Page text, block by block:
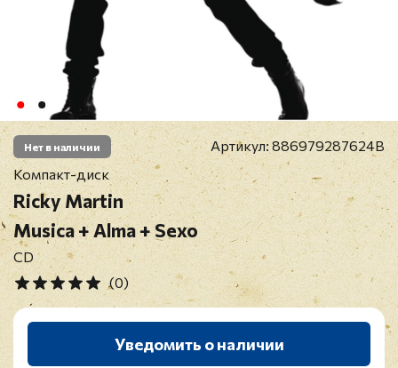
Нет в наличии Артикул: 886979287624B
Компакт-диск
Ricky Martin
Musica + Alma + Sexo
CD
(0)
Уведомить о наличии